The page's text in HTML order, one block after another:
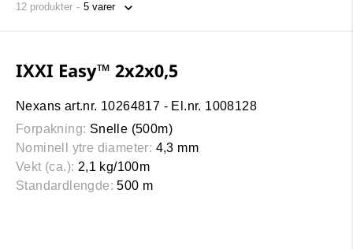
12 produkter
IXXI Easy™ 2x2x0,5
Nexans art.nr. 10264817 - El.nr. 1008128
Forpakning: Snelle (500m)
Nominell ytre diameter: 4,3 mm
Vekt (ca.): 2,1 kg/100m
Standardlengde: 500 m